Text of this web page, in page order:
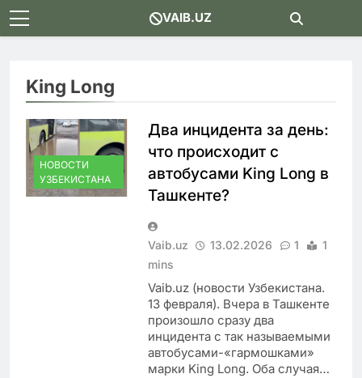
Skip
to
VAIB.UZ
King Long
НОВОСТИ
УЗБЕКИСТАНА
Два инцидента за день:
что происходит с
автобусами King Long в
Ташкенте?
Vaib.uz 13.02.2026 1
1
mins
Vaib.uz (новости Узбекистана.
13 февраля). Вчера в Ташкенте
произошло сразу два
инцидента с так называемыми
автобусами-«гармошками»
марки King Long. Оба случая…